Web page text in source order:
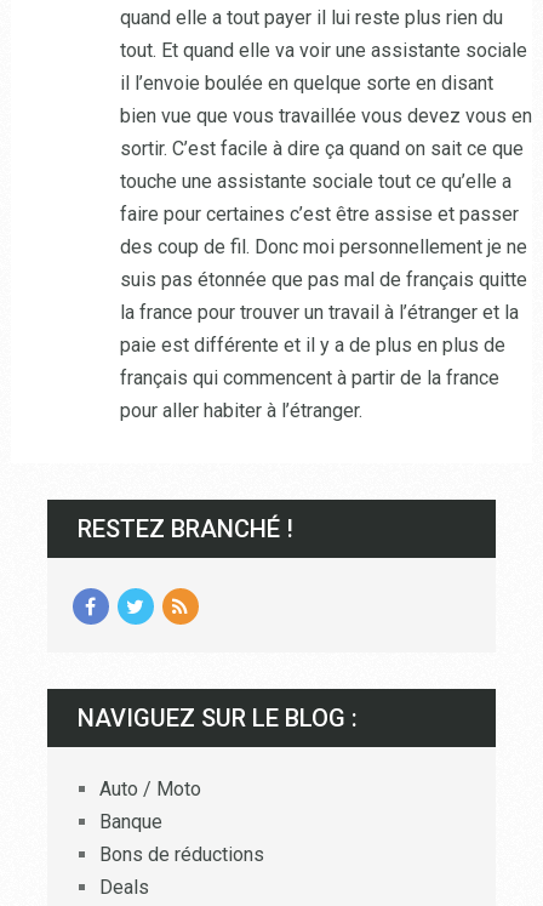
quand elle a tout payer il lui reste plus rien du
tout. Et quand elle va voir une assistante sociale
il l’envoie boulée en quelque sorte en disant
bien vue que vous travaillée vous devez vous en
sortir. C’est facile à dire ça quand on sait ce que
touche une assistante sociale tout ce qu’elle a
faire pour certaines c’est être assise et passer
des coup de fil. Donc moi personnellement je ne
suis pas étonnée que pas mal de français quitte
la france pour trouver un travail à l’étranger et la
paie est différente et il y a de plus en plus de
français qui commencent à partir de la france
pour aller habiter à l’étranger.
RESTEZ BRANCHÉ !
NAVIGUEZ SUR LE BLOG :
Auto / Moto
Banque
Bons de réductions
Deals